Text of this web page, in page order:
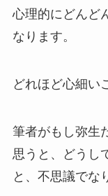
心理的にどんど
なります。
どれほど心細い
筆者がもし弥生
思うと、どうし
と、不思議でな